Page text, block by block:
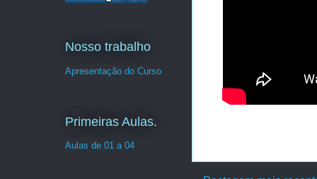
Nosso trabalho
Apresentação do Curso
Primeiras Aulas.
Aulas de 01 a 04